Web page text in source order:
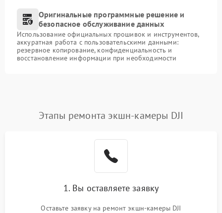
Оригинальные программные решение и
безопасное обслуживание данных
Использование официальных прошивок и инструментов,
аккуратная работа с пользовательскими данными:
резервное копирование, конфиденциальность и
восстановление информации при необходимости
Этапы ремонта экшн-камеры DJI
1. Вы оставляете заявку
Оставьте заявку на ремонт экшн-камеры DJI